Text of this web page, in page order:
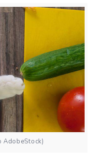
AdobeStock)